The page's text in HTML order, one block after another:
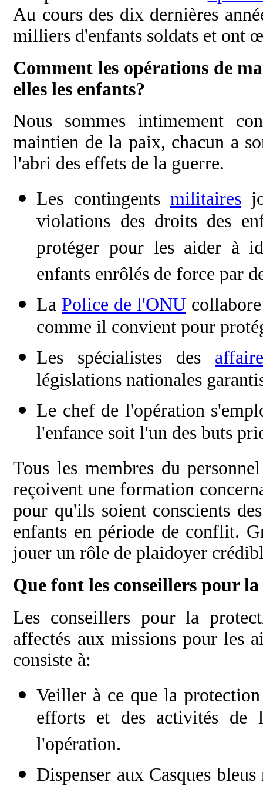
Au cours des dix dernières
milliers d'enfants soldats et ont
Comment les opérations de
elles les enfants?
Nous sommes intimement
maintien de la paix, chacun a
l'abri des effets de la guerre.
Les contingents militaires
violations des droits des
protéger pour les aider à
enfants enrôlés de force par
La Police de l'ONUcollabore
comme il convient pour
Les spécialistes des
législations nationales
Le chef de l'opération
l'enfance soit l'un des buts
Tous les membres du
reçoivent une formation
pour qu'ils soient conscients
enfants en période de conflit.
jouer un rôle de plaidoyer
Que font les conseillers pour
Les conseillers pour la
affectés aux missions pour les
consiste à:
Veiller à ce que la
efforts et des activités de
l'opération.
Dispenser aux Casques